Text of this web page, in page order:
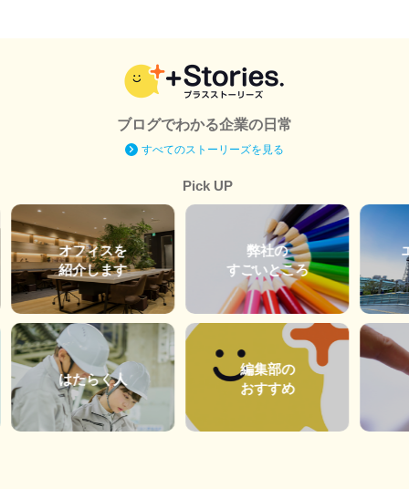
ブログでわかる企業の日常
すべてのストーリーズを見る
Pick UP
オフィスを
紹介します
はたらく人
弊社の
すごいところ
編集部の
おすすめ